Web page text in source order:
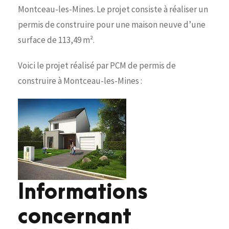
Montceau-les-Mines. Le projet consiste à réaliser un
permis de construire pour une maison neuve d’une
surface de 113,49 m².
Voici le projet réalisé par PCM de permis de
construire à Montceau-les-Mines :
Informations
concernant